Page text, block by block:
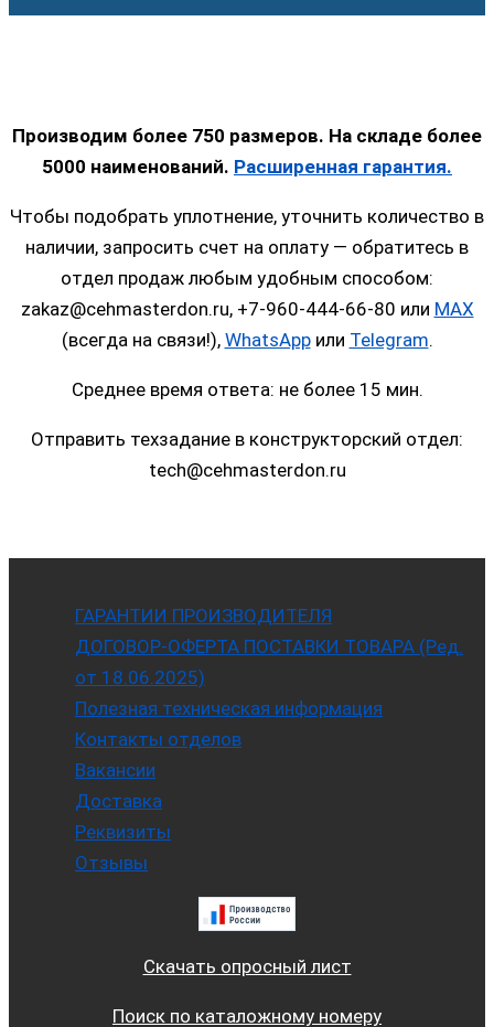
Производим более 750 размеров. На складе более
5000 наименований. Расширенная гарантия.
Чтобы подобрать уплотнение, уточнить количество в
наличии, запросить счет на оплату — обратитесь в
отдел продаж любым удобным способом:
zakaz@cehmasterdon.ru, +7-960-444-66-80 или MAX
(всегда на связи!), WhatsAppили Telegram.
Среднее время ответа: не более 15 мин.
Отправить техзадание в конструкторский отдел:
tech@cehmasterdon.ru
ГАРАНТИИ ПРОИЗВОДИТЕЛЯ
ДОГОВОР-ОФЕРТА ПОСТАВКИ ТОВАРА (Ред.
от 18.06.2025)
Полезная техническая информация
Контакты отделов
Вакансии
Доставка
Реквизиты
Отзывы
Скачать опросный лист
Поиск по каталожному номеру